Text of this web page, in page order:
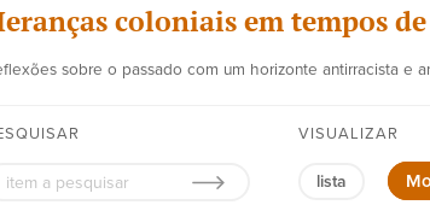
coloniais em tempos
sobre o passado com um horizonte antirracista e
VISUALIZAR
lista